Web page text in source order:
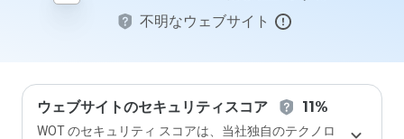
不明なウェブサイト
ウェブサイトのセキュリティスコア 11%
WOT のセキュリティ スコアは、当社独自のテクノロ
価し
ます
か？